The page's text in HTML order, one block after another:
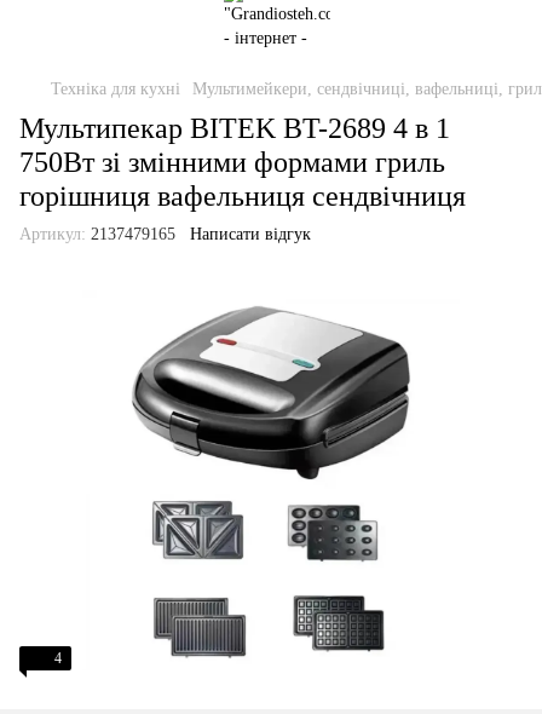
Техніка для кухні Мультимейкери, сендвічниці, вафельниці,
Мультипекар BITEK BT-2689 4 в 1
750Вт зі змінними формами гриль
горішниця вафельниця сендвічниця
Артикул: 2137479165 Написати відгук
4